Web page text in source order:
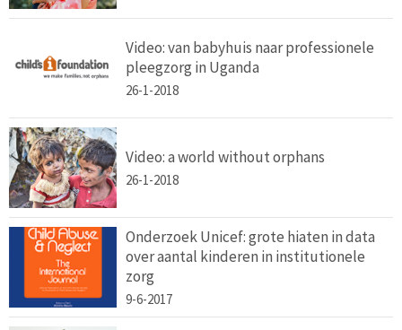
Video: van babyhuis naar professionele
pleegzorg in Uganda
26-1-2018
Video: a world without orphans
26-1-2018
Onderzoek Unicef: grote hiaten in data
over aantal kinderen in institutionele
zorg
9-6-2017